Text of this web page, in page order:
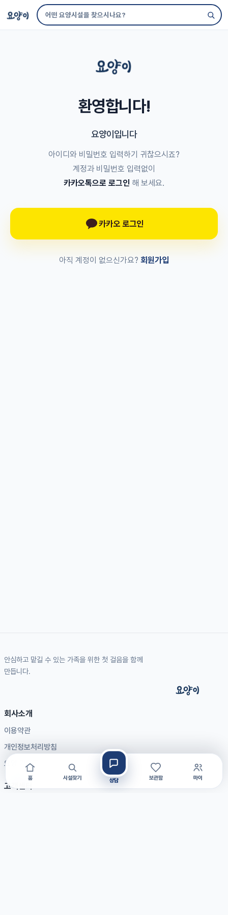
환영합니다!
요양이입니다
아이디와 비밀번호 입력하기 귀찮으시죠?
계정과 비밀번호 입력없이
카카오톡으로 로그인 해 보세요.
카카오 로그인
아직 계정이 없으신가요? 회원가입
안심하고 맡길 수 있는 가족을 위한 첫 걸음을 함께
만듭니다.
회사소개
이용약관
개인정보처리방침
요양 가이드
고객센터
홈 시설찾기 상담 보관함 마이